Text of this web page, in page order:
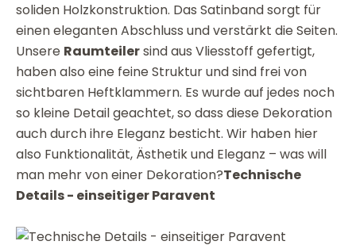
soliden Holzkonstruktion. Das Satinband sorgt für
einen eleganten Abschluss und verstärkt die Seiten.
Unsere Raumteilersind aus Vliesstoff gefertigt,
haben also eine feine Struktur und sind frei von
sichtbaren Heftklammern. Es wurde auf jedes noch
so kleine Detail geachtet, so dass diese Dekoration
auch durch ihre Eleganz besticht. Wir haben hier
also Funktionalität, Ästhetik und Eleganz – was will
man mehr von einer Dekoration?Technische
Details - einseitiger Paravent